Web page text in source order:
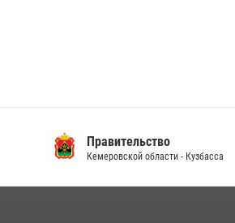
Правительство
Кемеровской области - Кузбасса